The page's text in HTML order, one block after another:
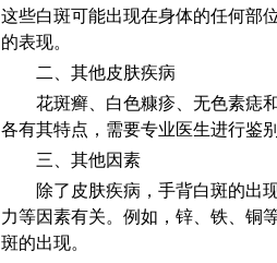
这些白斑可能出现在身体的任何部
的表现。
二、其他皮肤疾病
花斑癣、白色糠疹、无色素痣和
各有其特点，需要专业医生进行鉴别
三、其他因素
除了皮肤疾病，手背白斑的出现
力等因素有关。例如，锌、铁、铜
斑的出现。